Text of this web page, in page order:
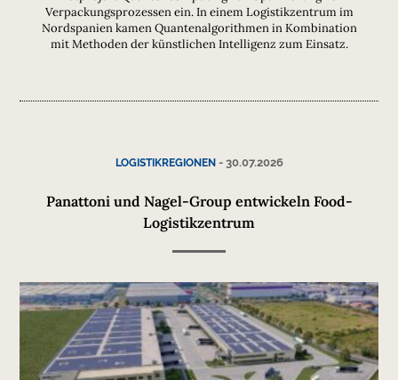
Verpackungsprozessen ein. In einem Logistikzentrum im
Nordspanien kamen Quantenalgorithmen in Kombination
mit Methoden der künstlichen Intelligenz zum Einsatz.
LOGISTIKREGIONEN- 30.07.2026
Panattoni und Nagel-Group entwickeln Food-
Logistikzentrum